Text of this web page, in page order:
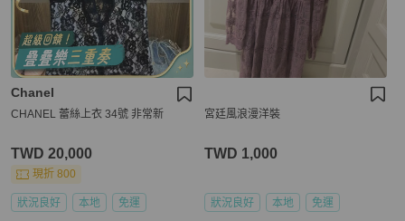
Chanel
CHANEL 蕾絲上衣 34號 非常新
TWD 20,000
現折 800
狀況良好 本地 免運
宮廷風浪漫洋裝
TWD 1,000
狀況良好 本地 免運